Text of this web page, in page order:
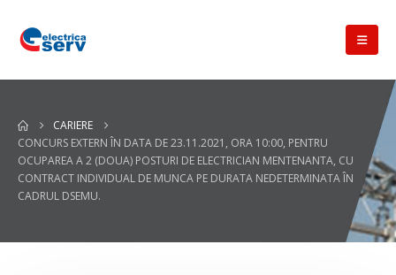
CARIERE
CONCURS EXTERN ÎN DATA DE 23.11.2021, ORA 10:00, PENTRU
OCUPAREA A 2 (DOUA) POSTURI DE ELECTRICIAN MENTENANTA, CU
CONTRACT INDIVIDUAL DE MUNCA PE DURATA NEDETERMINATA ÎN
CADRUL DSEMU.